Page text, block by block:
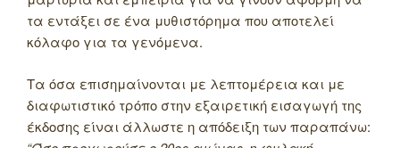
τα εντάξει σε ένα μυθιστόρημα που αποτελεί
κόλαφο για τα γενόμενα.
Τα όσα επισημαίνονται με λεπτομέρεια και με
διαφωτιστικό τρόπο στην εξαιρετική εισαγωγή της
έκδοσης είναι άλλωστε η απόδειξη των παραπάνω: